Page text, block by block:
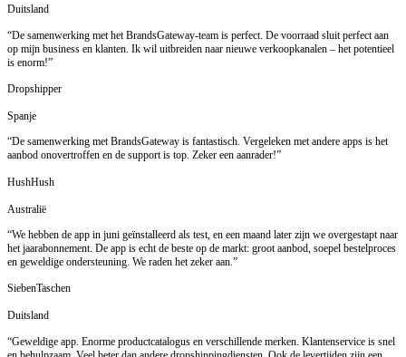
Duitsland
“De samenwerking met het BrandsGateway-team is perfect. De voorraad sluit perfect aan
op mijn business en klanten. Ik wil uitbreiden naar nieuwe verkoopkanalen – het potentieel
is enorm!”
Dropshipper
Spanje
“De samenwerking met BrandsGateway is fantastisch. Vergeleken met andere apps is het
aanbod onovertroffen en de support is top. Zeker een aanrader!”
HushHush
Australië
“We hebben de app in juni geïnstalleerd als test, en een maand later zijn we overgestapt naar
het jaarabonnement. De app is echt de beste op de markt: groot aanbod, soepel bestelproces
en geweldige ondersteuning. We raden het zeker aan.”
SiebenTaschen
Duitsland
“Geweldige app. Enorme productcatalogus en verschillende merken. Klantenservice is snel